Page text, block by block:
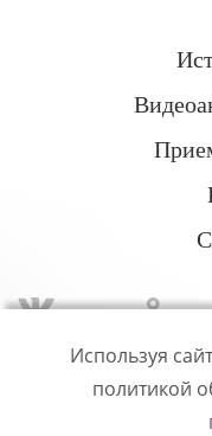
Используя
политикой